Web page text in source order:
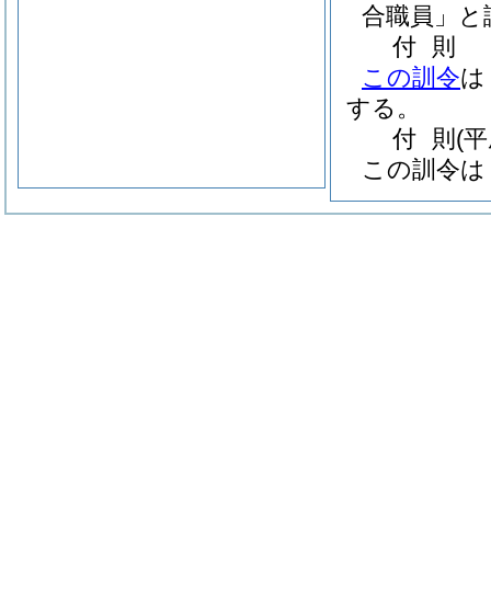
合職員」
付 則
この訓令は
する。
付 則 (
この訓令